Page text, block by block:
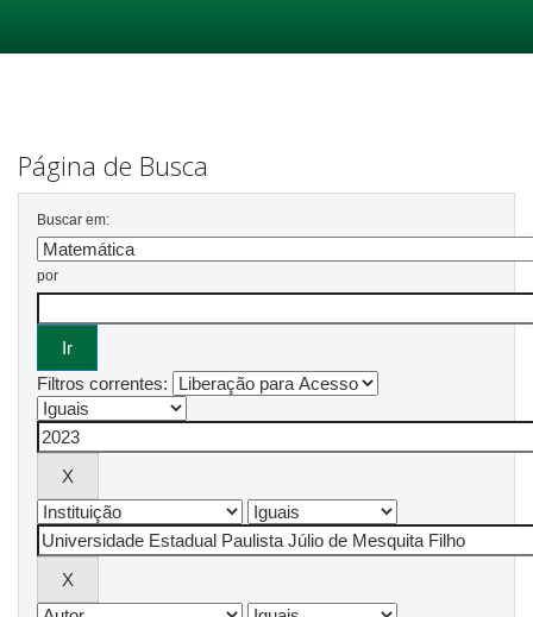
Página de Busca
Buscar em:
por
Filtros correntes: